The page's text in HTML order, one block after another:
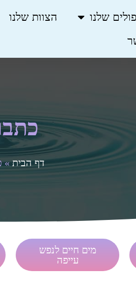
שלנו הצוות שלנו
דף הבית»
מים חיים לנפש
עייפה